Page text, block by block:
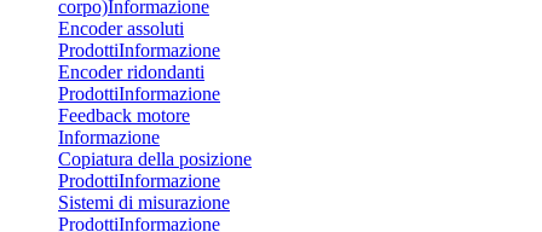
corpo)Informazione
Encoder assoluti
ProdottiInformazione
Encoder ridondanti
ProdottiInformazione
Feedback motore
Informazione
Copiatura della posizione
ProdottiInformazione
Sistemi di misurazione
ProdottiInformazione